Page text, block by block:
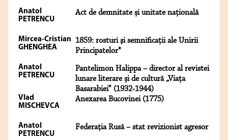
Anatol
PETRENCU
Act de demnitate și unitate națională
Mircea-Cristian
GHENGHEA
1859: rosturi şi semnificaţii ale Unirii
Principatelor*
Anatol
PETRENCU
Pantelimon Halippa – director al revistei
lunare literare și de cultură „Viața
Basarabiei” (1932-1944)
Vlad
MISCHEVCA
Anexarea Bucovinei (1775)
Anatol
PETRENCU
Federația Rusă – stat revizionist agresor